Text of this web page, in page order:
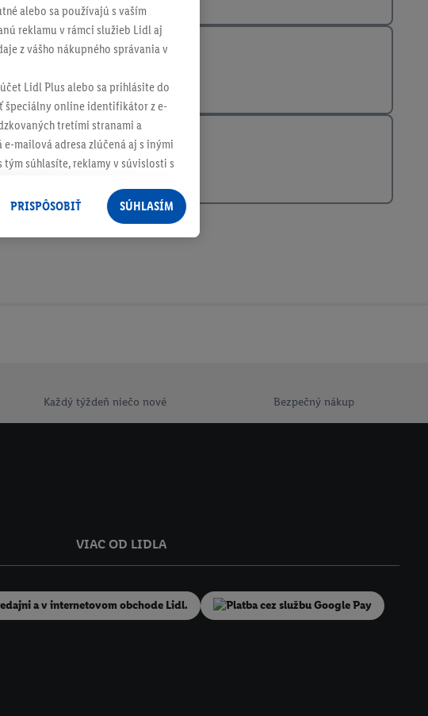
Každý týždeň niečo nové Bezpečný nákup
VIAC OD LIDLA
alebo sa používajú s vaším
reklamu v rámci služieb Lidl aj
z vášho nákupného správania v
Lidl Plus alebo sa prihlásite do
špeciálny online identifikátor z e-
tretími stranami a
mailová adresa zlúčená aj s inými
súhlasíte, reklamy v súvislosti s
a v rôznych službách
viacerých služieb spoločnosti
identifikátorov, ktoré má
informácií o dobe
PRISPÔSOBIŤ SÚHLASÍM